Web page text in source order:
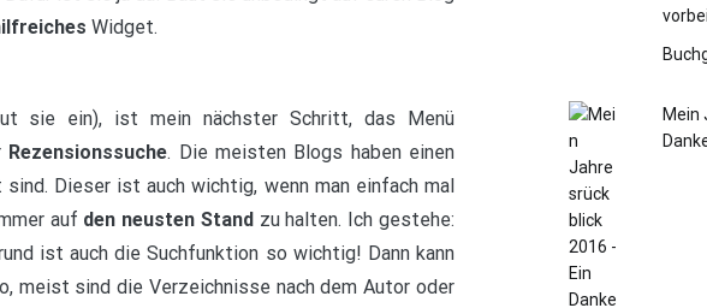
Widget.
ein), ist mein nächster Schritt, das Menü
Rezensionssuche. Die meisten Blogs haben einen
Dieser ist auch wichtig, wenn man einfach mal
auf den neusten Standzu halten. Ich gestehe:
ist auch die Suchfunktion so wichtig! Dann kann
meist sind die Verzeichnisse nach dem Autor oder
Mein